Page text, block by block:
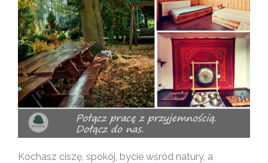
Kochasz ciszę, spokój, bycie wśród natury, a